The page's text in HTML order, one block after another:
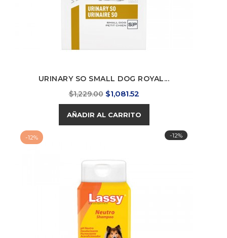
URINARY SO SMALL DOG ROYAL...
Precio
base
$1,229.00 Precio
$1,081.52
AÑADIR AL CARRITO
-12%
-12%